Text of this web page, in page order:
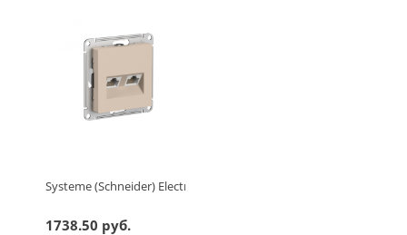
Systeme (Schneider) Electric ATLASDESIGN РОЗЕТКА двойная
1738.50 руб.